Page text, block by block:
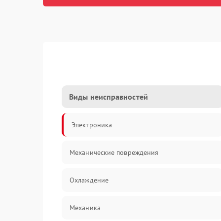
Виды неисправностей
Электроника
Механические повреждения
Охлаждение
Механика